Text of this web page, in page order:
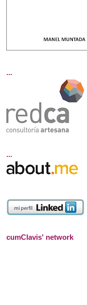
...
...
cumClavis' network